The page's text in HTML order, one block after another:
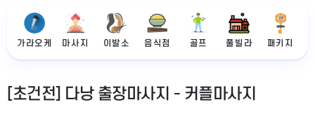
가라오케 마사지 이발소 음식점 골프 풀빌라 패키지
[초건전] 다낭 출장마사지 - 커플마사지